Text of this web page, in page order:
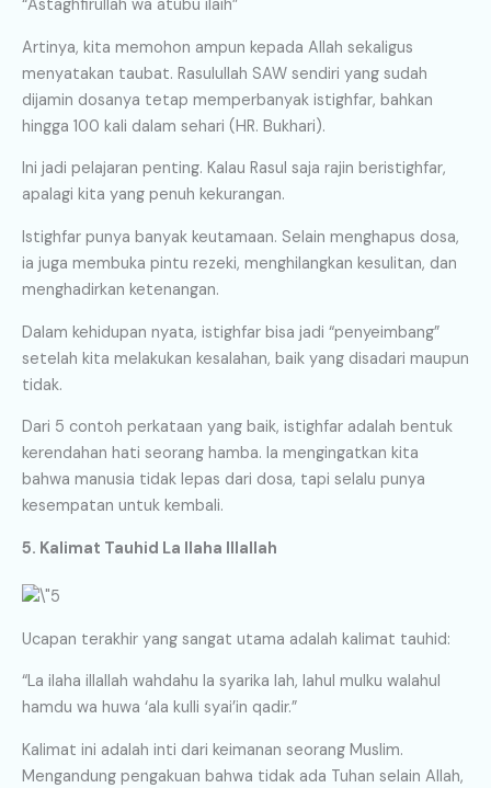
“Astaghfirullah wa atubu ilaih”
Artinya, kita memohon ampun kepada Allah sekaligus
menyatakan taubat. Rasulullah SAW sendiri yang sudah
dijamin dosanya tetap memperbanyak istighfar, bahkan
hingga 100 kali dalam sehari (HR. Bukhari).
Ini jadi pelajaran penting. Kalau Rasul saja rajin beristighfar,
apalagi kita yang penuh kekurangan.
Istighfar punya banyak keutamaan. Selain menghapus dosa,
ia juga membuka pintu rezeki, menghilangkan kesulitan, dan
menghadirkan ketenangan.
Dalam kehidupan nyata, istighfar bisa jadi “penyeimbang”
setelah kita melakukan kesalahan, baik yang disadari maupun
tidak.
Dari 5 contoh perkataan yang baik, istighfar adalah bentuk
kerendahan hati seorang hamba. Ia mengingatkan kita
bahwa manusia tidak lepas dari dosa, tapi selalu punya
kesempatan untuk kembali.
5. Kalimat Tauhid La Ilaha Illallah
Ucapan terakhir yang sangat utama adalah kalimat tauhid:
“La ilaha illallah wahdahu la syarika lah, lahul mulku walahul
hamdu wa huwa ‘ala kulli syai’in qadir.”
Kalimat ini adalah inti dari keimanan seorang Muslim.
Mengandung pengakuan bahwa tidak ada Tuhan selain Allah,